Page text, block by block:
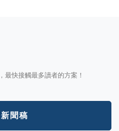
快接觸最多讀者的方案！
聞稿